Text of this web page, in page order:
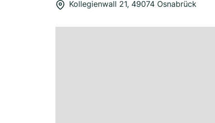
Kollegienwall 21, 49074 Osnabrück